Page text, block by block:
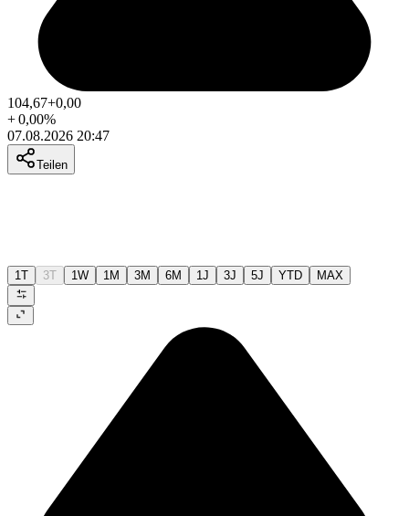
104,67+0,00
+0,00%
07.08.2026 20:47
Teilen
1T 3T 1W 1M 3M 6M 1J 3J 5J YTD MAX